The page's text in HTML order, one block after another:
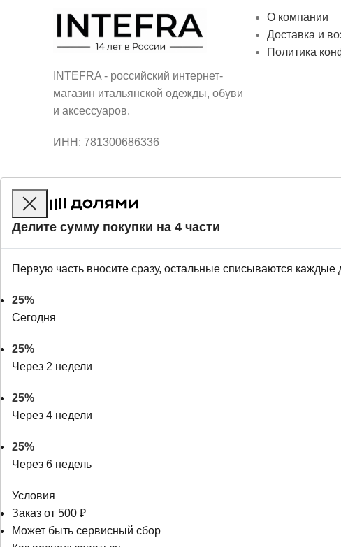
INTEFRA - российский интернет-
магазин итальянской одежды, обуви
и аксессуаров.
ИНН: 781300686336
О компании
Доставка и
Политика
Делите сумму покупки на 4 части
Первую часть вносите сразу, остальные списываются каждые
25%
Сегодня
25%
Через 2 недели
25%
Через 4 недели
25%
Через 6 недель
Условия
Заказ от 500 ₽
Может быть сервисный сбор